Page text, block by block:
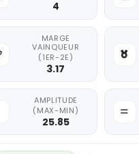
4
MARGE
VAINQUEUR
(1ER-2E)
3.17
AMPLITUDE
(MAX-MIN)
25.85